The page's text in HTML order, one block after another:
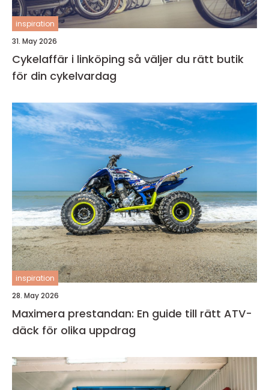
inspiration
31. May 2026
Cykelaffär i linköping så väljer du rätt butik
för din cykelvardag
inspiration
28. May 2026
Maximera prestandan: En guide till rätt ATV-
däck för olika uppdrag